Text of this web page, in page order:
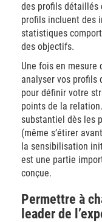
des profils détaillés
profils incluent des
statistiques
des objectifs.
Une fois en mesure
analyser vos
pour définir votre
points de la
substantiel dès les
(même s’étirer
la sensibilisation
est une partie
conçue.
Permettre à
leader de